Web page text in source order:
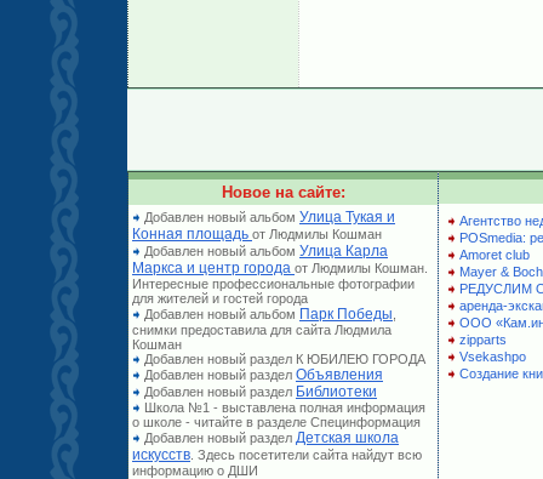
Новое на сайте:
Добавлен новый альбом Улица Тукая и
Конная площадь от Людмилы Кошман
Добавлен новый альбом Улица Карла
Маркса и центр города от Людмилы Кошман.
Интересные профессиональные фотографии
для жителей и гостей города
Добавлен новый альбом Парк Победы
снимки предоставила для сайта Людмила
Кошман
Добавлен новый раздел К ЮБИЛЕЮ ГОРОДА
Добавлен новый раздел Объявления
Добавлен новый раздел Библиотеки
Школа №1 - выставлена полная информация
о школе - читайте в разделе Специнформация
Добавлен новый раздел Детская школа
искусств . Здесь посетители сайта найдут всю
информацию о ДШИ
Агентство
POSmedia:
Amoret club
Mayer & Boch
РЕДУСЛИМ
аренда-
ООО
zipparts
Vsekashpo
Создание